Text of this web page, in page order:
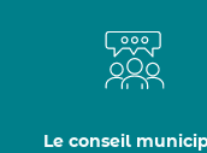
Le conseil